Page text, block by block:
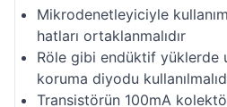
Mikrodenetleyiciyle
hatları ortaklanmalıdır
Röle gibi endüktif yüklerde
koruma diyodu
Transistörün 100mA kolektör